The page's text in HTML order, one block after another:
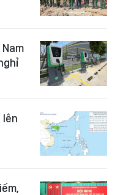
lên